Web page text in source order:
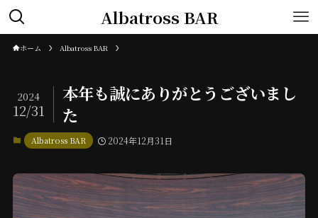
Albatross BAR
ホーム Albatross BAR
本年も誠にありがとうございまし
た
2024
12/31
Albatross BAR 2024年12月31日